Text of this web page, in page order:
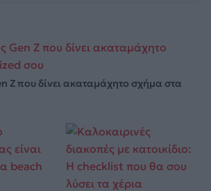
Z που δίνει ακαταμάχητο σχήμα στα